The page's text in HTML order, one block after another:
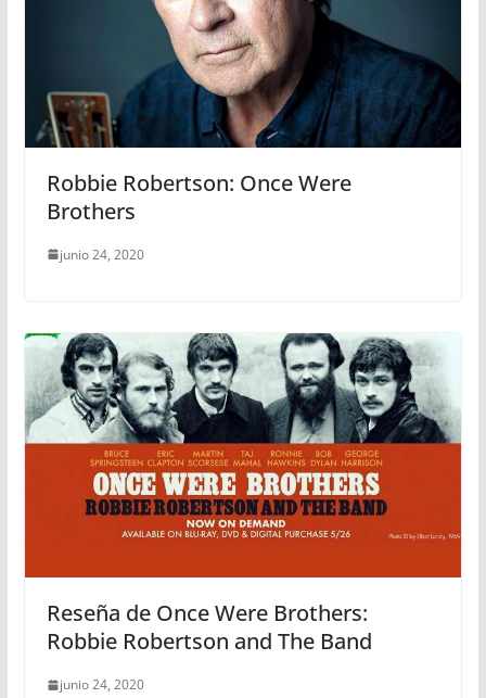
Robbie Robertson: Once Were
Brothers
junio 24, 2020
Reseña de Once Were Brothers:
Robbie Robertson and The Band
junio 24, 2020